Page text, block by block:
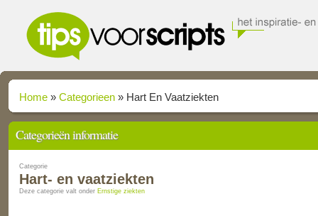
Home » Categorieen » Hart En Vaatziekten
Categorieën informatie
Categorie
Hart- en vaatziekten
Deze categorie valt onder Ernstige ziekten